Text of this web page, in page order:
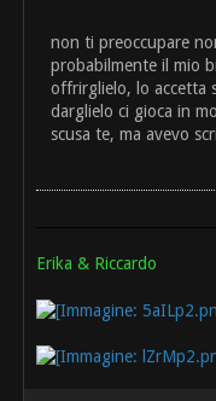
non ti preoccupare
probabilmente il mio
offrirglielo, lo accetta
darglielo ci gioca in
scusa te, ma avevo
Erika & Riccardo